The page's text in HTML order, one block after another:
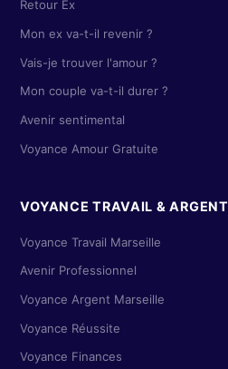
Retour Ex
Mon ex va-t-il revenir ?
Vais-je trouver l'amour ?
Mon couple va-t-il durer ?
Avenir sentimental
Voyance Amour Gratuite
VOYANCE TRAVAIL & ARGENT
Voyance Travail Marseille
Avenir Professionnel
Voyance Argent Marseille
Voyance Réussite
Voyance Finances